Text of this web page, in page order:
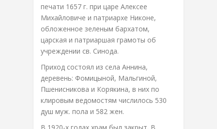
печати 1657 г. при царе Алексее
Михайловиче и патриархе Никоне,
обложенное зеленым бархатом,
царская и патриаршая грамоты об
учреждении св. Синода.
Приход состоял из села Аннина,
деревень: Фомицыной, Мальгиной,
Пшенисникова и Корякина, в них по
клировым ведомостям числилось 530
душ муж. пола и 582 жен.